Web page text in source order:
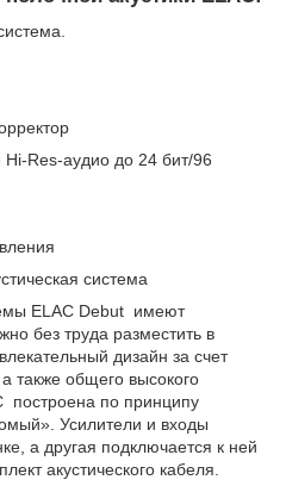
Res-аудио до 24 бит/96
система
ELAC Debut имеют
без труда разместить в
дизайн за счет
также общего высокого
построена по принципу
Усилители и входы
а другая подключается к ней
акустического кабеля.